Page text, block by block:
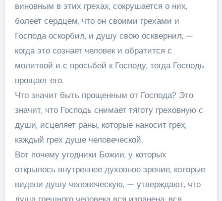
виновным в этих грехах, сокрушается о них,
болеет сердцем, что он своими грехами и
Господа оскорбил, и душу свою осквернил, —
когда это сознает человек и обратится с
молитвой и с просьбой к Господу, тогда Господь
прощает его.
Что значит быть прощенным от Господа? Это
значит, что Господь снимает тяготу греховную с
души, исцеляет раны, которые наносит грех,
каждый грех душе человеческой.
Вот почему угодники Божии, у которых
открылось внутреннее духовное зрение, которые
видели душу человеческую, — утверждают, что